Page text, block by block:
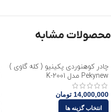
محصولات مشابه
چادر کوهنوردی پکینیو ( کله گاوی )
Pekynew مدل K-2001
14,000,000 تومان
انتخاب گزینه ها